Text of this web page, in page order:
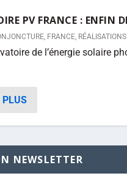
PV FRANCE : ENFIN
, FRANCE, RÉALISATIONS
de l’énergie solaire
PLUS
NEWSLETTER